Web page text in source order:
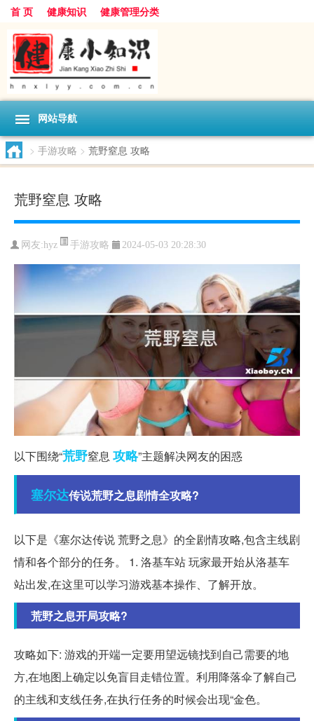
首 页 健康知识 健康管理分类
网站导航
> 手游攻略 > 荒野窒息 攻略
荒野窒息 攻略
网友:hyz 手游攻略 2024-05-03 20:28:30
以下围绕“荒野窒息 攻略”主题解决网友的困惑
塞尔达传说荒野之息剧情全攻略?
以下是《塞尔达传说 荒野之息》的全剧情攻略,包含主线剧
情和各个部分的任务。 1. 洛基车站 玩家最开始从洛基车
站出发,在这里可以学习游戏基本操作、了解开放。
荒野之息开局攻略?
攻略如下: 游戏的开端一定要用望远镜找到自己需要的地
方,在地图上确定以免盲目走错位置。利用降落伞了解自己
的主线和支线任务,在执行任务的时候会出现“金色。